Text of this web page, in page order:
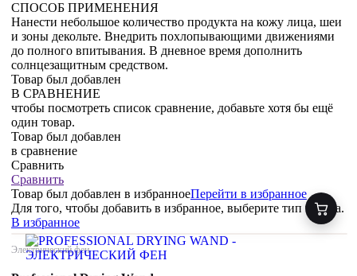
СПОСОБ ПРИМЕНЕНИЯ
Нанести небольшое количество продукта на кожу лица, шеи
и зоны декольте. Внедрить похлопывающими движениями
до полного впитывания. В дневное время дополнить
солнцезащитным средством.
Товар был добавлен
В СРАВНЕНИЕ
чтобы посмотреть список сравнение, добавьте хотя бы ещё
один товар.
Товар был добавлен
в сравнение
Сравнить
Сравнить
Товар был добавлен в избранноеПерейти в избранное
Для того, чтобы добавить в избранное, выберите тип товара.
В избранное
Электрический фен